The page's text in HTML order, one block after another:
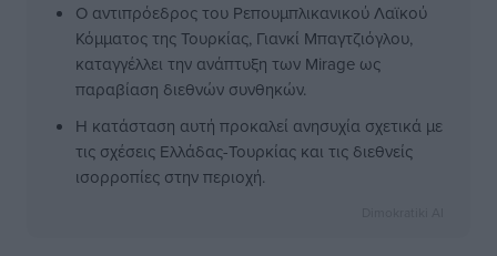
Ο αντιπρόεδρος του Ρεπουμπλικανικού Λαϊκού
Κόμματος της Τουρκίας, Γιανκί Μπαγτζιόγλου,
καταγγέλλει την ανάπτυξη των Mirage ως
παραβίαση διεθνών συνθηκών.
Η κατάσταση αυτή προκαλεί ανησυχία σχετικά με
τις σχέσεις Ελλάδας-Τουρκίας και τις διεθνείς
ισορροπίες στην περιοχή.